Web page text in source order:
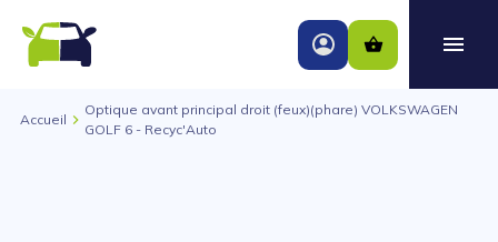
Accueil
Optique avant principal droit (feux)(phare) VOLKSWAGEN
GOLF 6 - Recyc'Auto